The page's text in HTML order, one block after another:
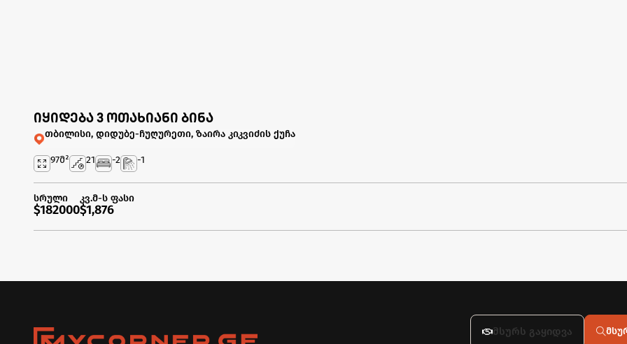
იყიდება 3 ოთახიანი ბინა
თბილისი, დიდუბე-ჩუღურეთი, ზაირა კიკვიძის ქუჩა
97მ² 21 -2 -1
სრული
$182000
კვ.მ-ს ფასი
$1,876
მსურს გაყიდვა